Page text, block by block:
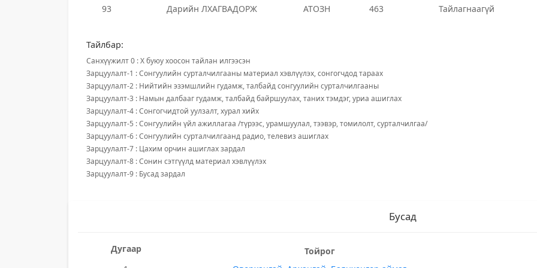
93 Дарийн ЛХАГВАДОРЖ АТОЗН 463 Тайлагнаагүй
Тайлбар:
Санхүүжилт 0 : X буюу хоосон тайлан илгээсэн
Зарцуулалт-1 : Сонгуулийн сурталчилгааны материал хэвлүүлэх, сонгогчдод тараах
Зарцуулалт-2 : Нийтийн эзэмшлийн гудамж, талбайд сонгуулийн сурталчилгааны
Зарцуулалт-3 : Намын далбааг гудамж, талбайд байршуулах, таних тэмдэг, уриа ашиглах
Зарцуулалт-4 : Сонгогчидтой уулзалт, хурал хийх
Зарцуулалт-5 : Сонгуулийн үйл ажиллагаа /түрээс, урамшуулал, тээвэр, томилолт, сурталчилгаа/
Зарцуулалт-6 : Сонгуулийн сурталчилгаанд радио, телевиз ашиглах
Зарцуулалт-7 : Цахим орчин ашиглах зардал
Зарцуулалт-8 : Сонин сэтгүүлд материал хэвлүүлэх
Зарцуулалт-9 : Бусад зардал
Бусад
Дугаар
Тойрог